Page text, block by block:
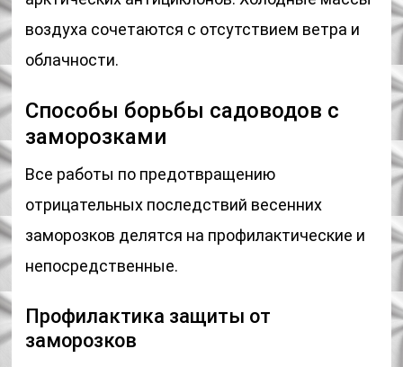
воздуха сочетаются с отсутствием ветра и
облачности.
Способы борьбы садоводов с
заморозками
Все работы по предотвращению
отрицательных последствий весенних
заморозков делятся на профилактические и
непосредственные.
Профилактика защиты от
заморозков